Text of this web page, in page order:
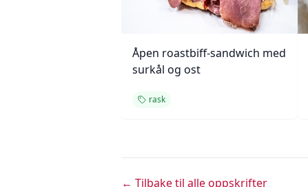
Åpen roastbiff-sandwich med
surkål og ost
rask
← Tilbake til alle oppskrifter